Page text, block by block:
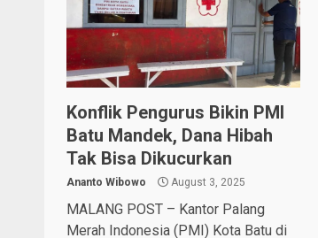
Konflik Pengurus Bikin PMI
Batu Mandek, Dana Hibah
Tak Bisa Dikucurkan
Ananto Wibowo August 3, 2025
MALANG POST – Kantor Palang
Merah Indonesia (PMI) Kota Batu di